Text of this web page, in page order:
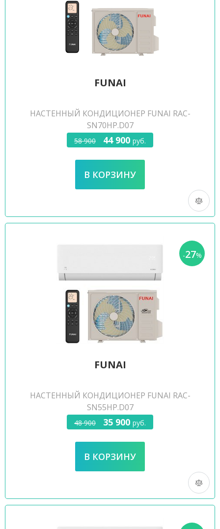
FUNAI
НАСТЕННЫЙ КОНДИЦИОНЕР FUNAI RAC-
SN70HP.D07
58 900 44 900 руб.
-27%
FUNAI
НАСТЕННЫЙ КОНДИЦИОНЕР FUNAI RAC-
SN55HP.D07
48 900 35 900 руб.